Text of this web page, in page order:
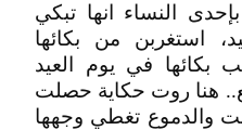
النساء انها تبكي
استغربن من بكائها
بكائها في يوم العيد
هنا روت حكاية حصلت
والدموع تغطي وجهها